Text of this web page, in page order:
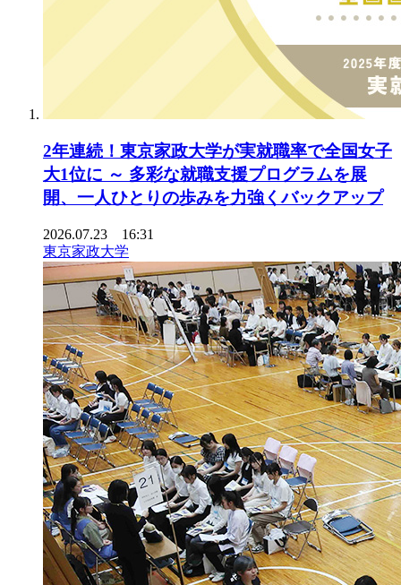
2年連続！東京家政大学が実就職率で全国女子
大1位に ～ 多彩な就職支援プログラムを展
開、一人ひとりの歩みを力強くバックアップ
2026.07.23 16:31
東京家政大学